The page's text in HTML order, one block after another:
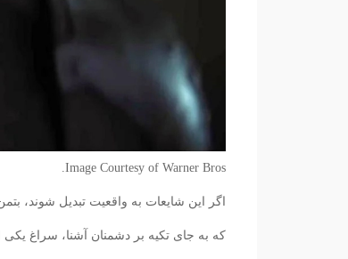
Image Courtesy of Warner Bros.
اگر این شایعات به واقعیت تبدیل شوند،